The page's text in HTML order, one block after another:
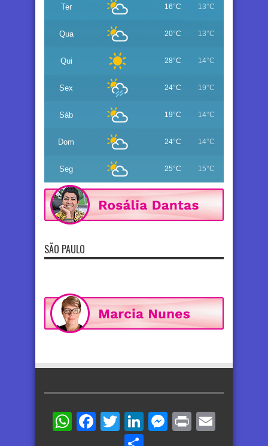
Ter 16°C 13°C
Qua 20°C 13°C
Qui 28°C 14°C
Sex 24°C 19°C
Sáb 19°C 14°C
Dom 24°C 14°C
Seg 25°C 15°C
SÃO PAULO
WhatsApp
Facebook
TwitterLinkedIn
Messenger
Print